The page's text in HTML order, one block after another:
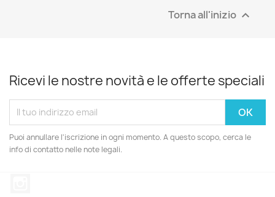
Torna all'inizio 
Ricevi le nostre novità e le offerte speciali
Puoi annullare l'iscrizione in ogni momento. A questo scopo, cerca le
info di contatto nelle note legali.